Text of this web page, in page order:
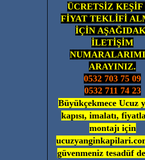
ÜCRETSİZ KEŞİF
FİYAT TEKLİFİ
İÇİN
İLETİŞİM
ARAYINIZ.
0532 703 75 09
0532 711 74 23
Büyükçekmece Ucuz
kapısı, imalatı,
montajı için
güvenmeniz tesadüf